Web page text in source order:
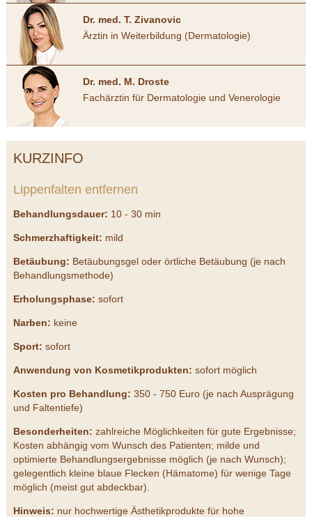
Dr. med. T. Zivanovic
Ärztin in Weiterbildung (Dermatologie)
Dr. med. M. Droste
Fachärztin für Dermatologie und Venerologie
KURZINFO
Lippenfalten entfernen
Behandlungsdauer: 10 - 30 min
Schmerzhaftigkeit: mild
Betäubung: Betäubungsgel oder örtliche Betäubung (je nach
Behandlungsmethode)
Erholungsphase: sofort
Narben: keine
Sport: sofort
Anwendung von Kosmetikprodukten: sofort möglich
Kosten pro Behandlung: 350 - 750 Euro (je nach Ausprägung
und Faltentiefe)
Besonderheiten: zahlreiche Möglichkeiten für gute Ergebnisse;
Kosten abhängig vom Wunsch des Patienten; milde und
optimierte Behandlungsergebnisse möglich (je nach Wunsch);
gelegentlich kleine blaue Flecken (Hämatome) für wenige Tage
möglich (meist gut abdeckbar).
Hinweis: nur hochwertige Ästhetikprodukte für hohe